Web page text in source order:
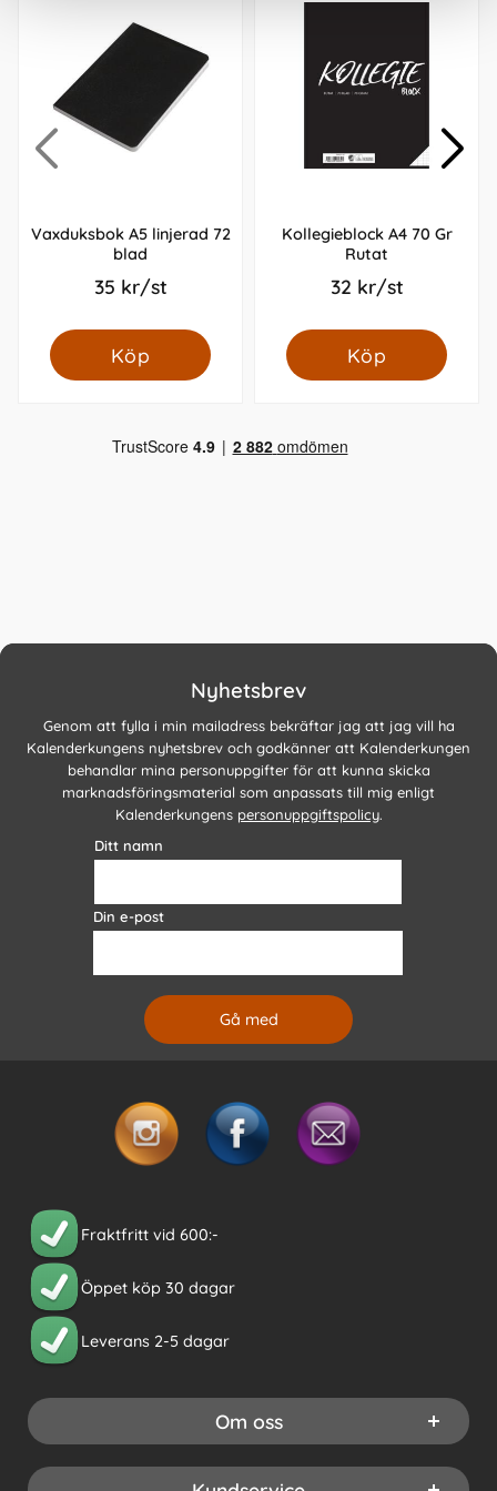
Vaxduksbok A5 linjerad 72
blad
35 kr/st
Köp
Kollegieblock A4 70 Gr
Rutat
32 kr/st
Köp
Nyhetsbrev
Genom att fylla i min mailadress bekräftar jag att jag vill ha
Kalenderkungens nyhetsbrev och godkänner att Kalenderkungen
behandlar mina personuppgifter för att kunna skicka
marknadsföringsmaterial som anpassats till mig enligt
Kalenderkungens personuppgiftspolicy.
Ditt namn
Din e-post
Fraktfritt vid 600:-
Öppet köp 30 dagar
Leverans 2-5 dagar
Om oss